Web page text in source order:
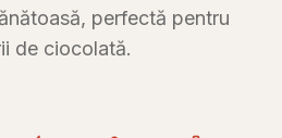
perfectă pentru
de ciocolată.